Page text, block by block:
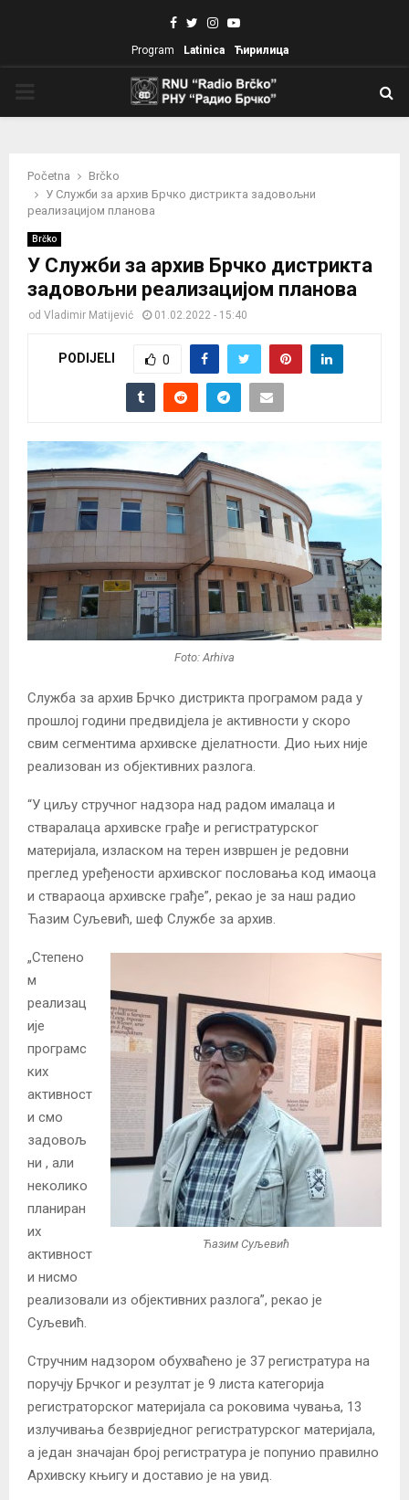
Facebook
TwitterInstagram
Youtube
Program Latinica Ћирилица
Početna
Brčko
У Служби за архив Брчко дистрикта задовољни
реализацијом планова
Brčko
У Служби за архив Брчко дистрикта
задовољни реализацијом планова
od Vladimir Matijević 01.02.2022 - 15:40
PODIJELI 0
Foto: Arhiva
Служба за архив Брчко дистрикта програмом рада у
прошлој години предвидјела је активности у скоро
свим сегментимa архивске дјелатности. Дио њих није
реализован из објективних разлога.
“У циљу стручног надзора над радом ималaца и
стваралaца архивске грађе и регистратурског
материјала, изласком на терен извршен је редовни
преглед уређености архивског пословања код имаоца
и ствараоца архивске грађе”, рекао је за наш радио
Ћазим Суљевић, шеф Службе за архив.
Ћазим Суљевић
„Cтепено
м
реализац
ије
програмс
ких
активност
и смо
задовољ
ни , али
неколико
планиран
их
активност
и нисмо
реализовали из објективних разлога”, рекао је
Суљевић.
Cтручним надзором обухваћено је 37 регистратура на
поручју Брчког и резултат је 9 листа категорија
регистраторског материјала са роковима чувања, 13
излучивања безвриједног регистратурског материјала,
а један значајан број регистратура је попунио правилно
Архивску књигу и доставио је на увид.